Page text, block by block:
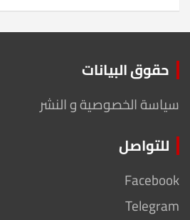
حقوق البيانات
سياسة الخصوصية و النشر
للتواصل
Facebook
Telegram